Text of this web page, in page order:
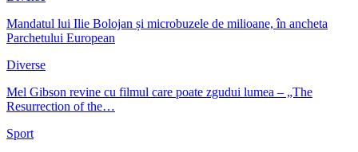
Mandatul lui Ilie Bolojan și microbuzele de milioane, în ancheta
Parchetului European
Diverse
Mel Gibson revine cu filmul care poate zgudui lumea – „The
Resurrection of the…
Sport